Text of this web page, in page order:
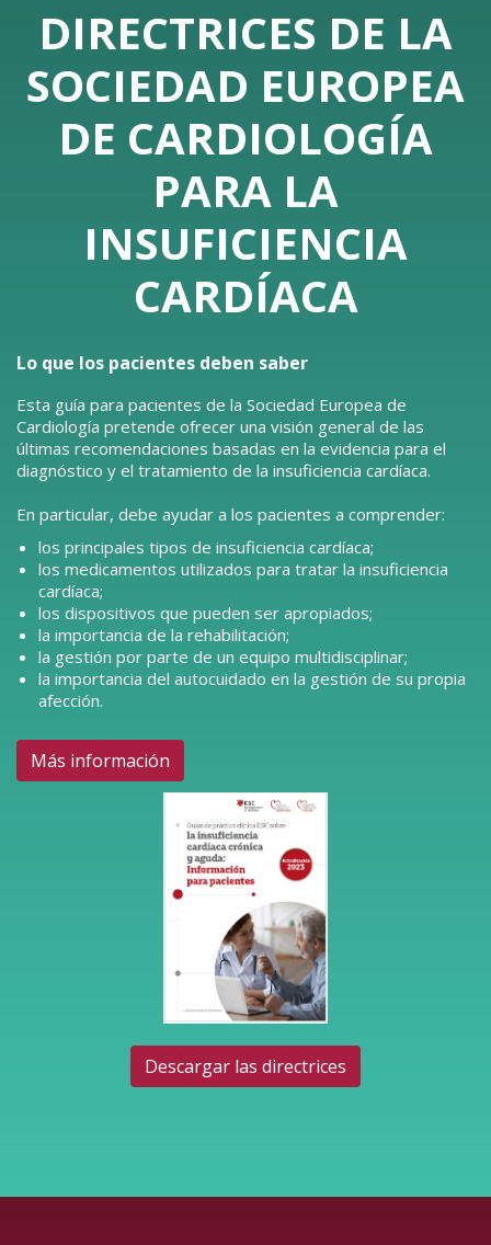
DIRECTRICES DE LA
SOCIEDAD EUROPEA
DE CARDIOLOGÍA
PARA LA
INSUFICIENCIA
CARDÍACA
Lo que los pacientes deben saber
Esta guía para pacientes de la Sociedad Europea de
Cardiología pretende ofrecer una visión general de las
últimas recomendaciones basadas en la evidencia para el
diagnóstico y el tratamiento de la insuficiencia cardíaca.
En particular, debe ayudar a los pacientes a comprender:
los principales tipos de insuficiencia cardíaca;
los medicamentos utilizados para tratar la insuficiencia
cardíaca;
los dispositivos que pueden ser apropiados;
la importancia de la rehabilitación;
la gestión por parte de un equipo multidisciplinar;
la importancia del autocuidado en la gestión de su propia
afección.
Más información
Descargar las directrices